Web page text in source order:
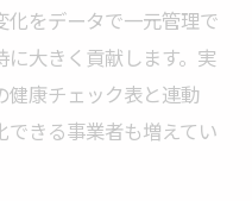
をデータで一元管理で
大きく貢献します。実
健康チェック表と連動
できる事業者も増えてい